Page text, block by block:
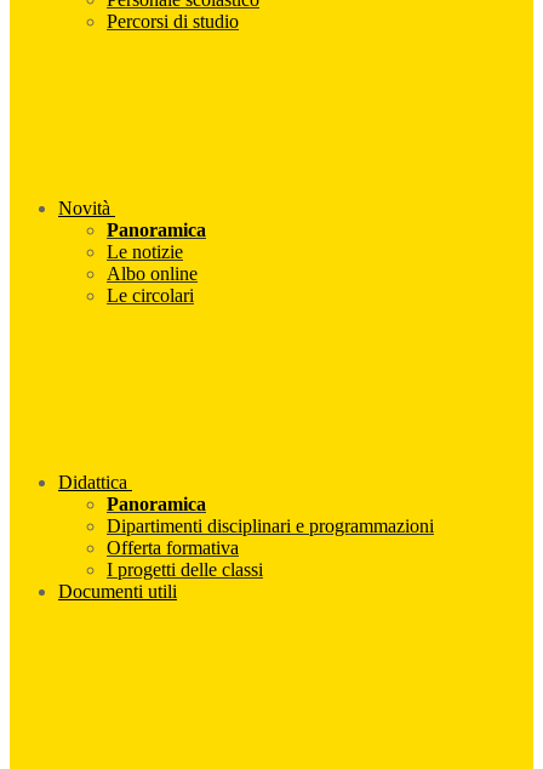
Percorsi di studio
Novità
Panoramica
Le notizie
Albo online
Le circolari
Didattica
Panoramica
Dipartimenti disciplinari e programmazioni
Offerta formativa
I progetti delle classi
Documenti utili